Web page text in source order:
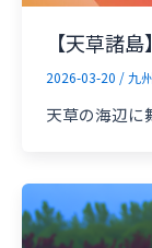
【天草諸
2026-03-20 /九
天草の海辺